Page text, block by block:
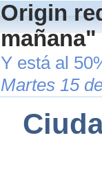
Origin
mañana"
Y está al
Martes 15